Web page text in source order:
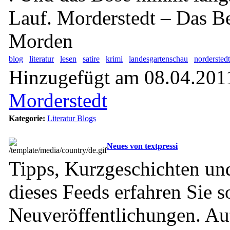
Lauf. Morderstedt – Das
Morden
blog literatur lesen satire krimi landesgartenschau norderstedt
Hinzugefügt am
Morderstedt
Kategorie: Literatur Blogs
Neues von textpressi
Tipps, Kurzgeschichten
dieses Feeds erfahren Sie
Neuveröffentlichungen.